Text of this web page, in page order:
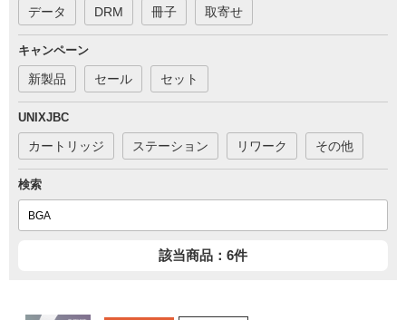
データ DRM 冊子 取寄せ
キャンペーン
新製品 セール セット
UNIXJBC
カートリッジ ステーション リワーク その他
検索
該当商品：6件